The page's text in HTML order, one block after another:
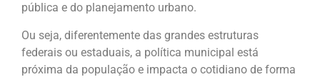
pública e do planejamento urbano.
Ou seja, diferentemente das grandes estruturas
federais ou estaduais, a política municipal está
próxima da população e impacta o cotidiano de forma